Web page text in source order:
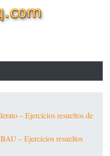
– Ejercicios resueltos de
– Ejercicios resueltos